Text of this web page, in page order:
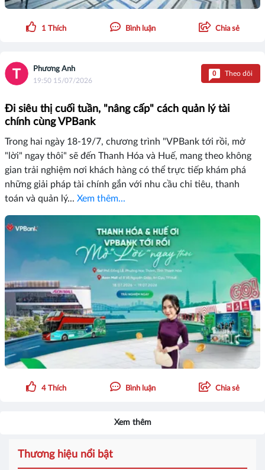
1 Thích Bình luận Chia sẻ
Phương Anh
19:50 15/07/2026
0 Theo dõi
Đi siêu thị cuối tuần, "nâng cấp" cách quản lý tài
chính cùng VPBank
Trong hai ngày 18-19/7, chương trình "VPBank tới rồi, mở
"lời" ngay thôi" sẽ đến Thanh Hóa và Huế, mang theo không
gian trải nghiệm nơi khách hàng có thể trực tiếp khám phá
những giải pháp tài chính gắn với nhu cầu chi tiêu, thanh
toán và quản lý... Xem thêm...
4 Thích Bình luận Chia sẻ
Xem thêm
Thương hiệu nổi bật